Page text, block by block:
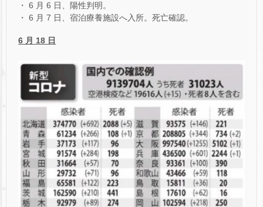
・ 6 月 6 日、陽性判明。
・ 6 月 7 日、宿泊療養施設へ入所。死亡確認。
6 月 18 日